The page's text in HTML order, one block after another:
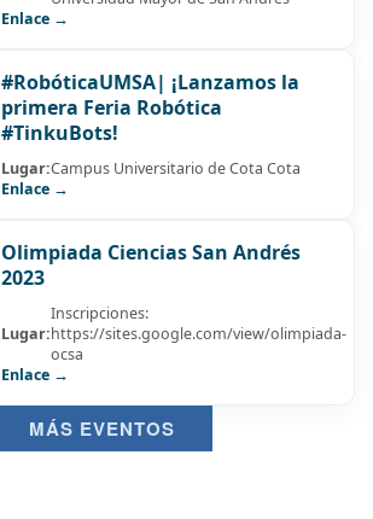
Enlace →
#RobóticaUMSA| ¡Lanzamos la
primera Feria Robótica
#TinkuBots!
Lugar:Campus Universitario de Cota Cota
Enlace →
Olimpiada Ciencias San Andrés
2023
Lugar:
Inscripciones:
https://sites.google.com/view/olimpiada-
ocsa
Enlace →
MÁS EVENTOS